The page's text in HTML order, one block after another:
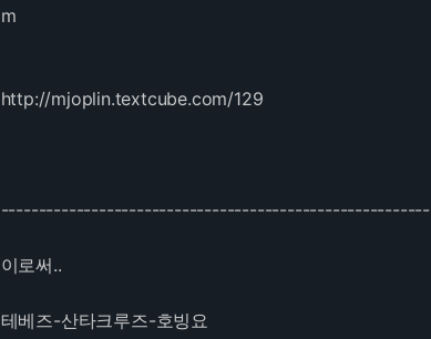
m
http://mjoplin.textcube.com/129
---------------------------------------------------------
이로써..
테베즈-산타크루즈-호빙요